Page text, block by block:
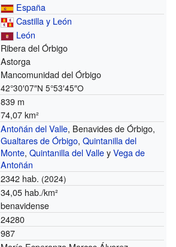
España
Castilla y León
León
Ribera del Órbigo
Astorga
Mancomunidad del Órbigo
42°30′07″N 5°53′45″O
839 m
74,07 km²
Antoñán del Valle, Benavides de Órbigo,
Gualtares de Órbigo,Quintanilla del
Monte,Quintanilla del ValleyVega de
Antoñán
2342 hab. (2024)
34,05 hab./km²
benavidense
24280
987